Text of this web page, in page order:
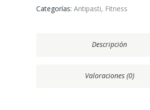
Categorías: Antipasti, Fitness
Descripción
Valoraciones (0)